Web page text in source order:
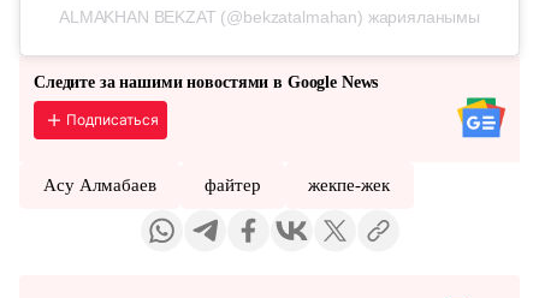
ALMAKHAN BEKZAT (@bekzatalmahan) жарияланымы
Следите за нашими новостями в Google News
Подписаться
Асу Алмабаев файтер жекпе-жек